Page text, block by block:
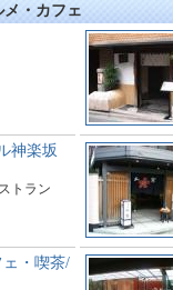
・カフェ
神楽坂
トラン
・喫茶/